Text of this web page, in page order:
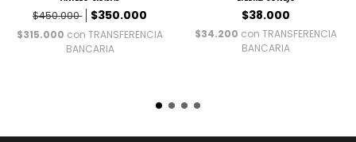
$450.000
$350.000
$315.000 con TRANSFERENCIA
BANCARIA
$38.000
$34.200 con TRANSFERENCIA
BANCARIA